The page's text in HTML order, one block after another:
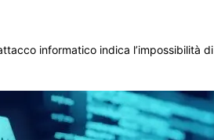
informatico indica l’impossibilità di